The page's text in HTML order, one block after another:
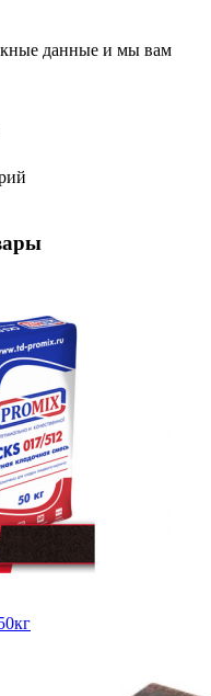
данные и мы вам